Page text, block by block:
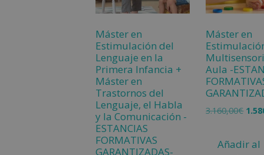
Máster en
Estimulación del
Lenguaje en la
Primera Infancia +
Máster en
Trastornos del
Lenguaje, el Habla
y la Comunicación -
ESTANCIAS
FORMATIVAS
GARANTIZADAS-
Máster en
Aula -
3.160,00€
Añadir al